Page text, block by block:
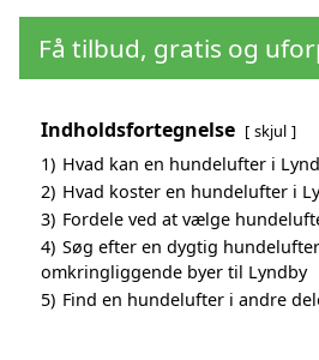
Få tilbud, gratis og
Indholdsfortegnelse skjul
1) Hvad kan en hundelufter i
2) Hvad koster en hundelufter i
3) Fordele ved at vælge
4) Søg efter en dygtig
omkringliggende byer til Lyndby
5) Find en hundelufter i andre